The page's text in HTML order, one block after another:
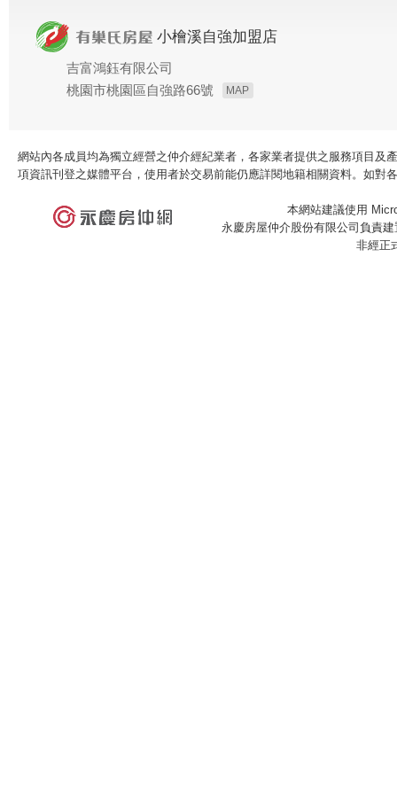
小檜溪自強加盟店
吉富鴻鈺有限公司
桃園市桃園區自強路66號
MAP
網站內各成員均為獨立經營之仲介經紀業者，各家業者提供之服務項目
項資訊刊登之媒體平台，使用者於交易前能仍應詳閱地籍相關資料。如對
本網站建議使用
永慶房屋仲介股份有限公司負責
非經正